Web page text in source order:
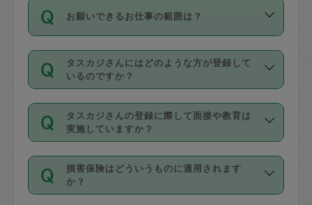
銀行振込や現金払いも対応していませ
なお、タスカジさんの交通費も、依頼料
金のご請求と合わせてお支払いとなりま
動計算で表示されます。
（例：毎週定期の場合は３回以上のキャ
ンセルが有償（1200円、隔週定期の場合
は２回以上のキャンセルが有償（1200
たり３時間です。
・ＡＭ ９時～１２時
・ＰＭ １３時～１６時
・夜 １８時～２１時
開始時間を２時間前後変更することが可
能です。依頼送信後、個別にタスカジさ
んにメッセージを送り調整してくださ
い。ただし、２時間を越えての調整はで
お願いできるお仕事の範囲は？
掃除、整理収納、洗濯、買い物、料理、
作り置きです。タスカジさんによってで
きる仕事の範囲が異なりますので、依頼
する前にタスカジさんのプロフィールで
確認してください。
基本的に、高所での作業や危険作業、屋
外での作業は対象外です。
タスカジさんにはどのような方が登録して
いるのですか？
主婦として長年の家事経験をお持ちの
方、栄養士・調理師といった資格者で保
育園や学校の給食やレストランで料理関
係の専門職に従事されていた方、日本で
すでにハウスキーパーや英語の先生とし
てお仕事をしているフィリピン出身の
タスカジさんの登録に際して面接や教育は
実施していますか？
応募の際に、各自事務局との面接と説明
を行っています。その後、身分証明書の
写真提出をしていただいています。外国
損害保険はどういうものに適用されます
か？